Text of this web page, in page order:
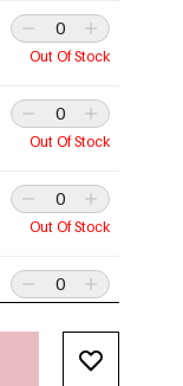
Out Of Stock
Out Of Stock
Out Of Stock